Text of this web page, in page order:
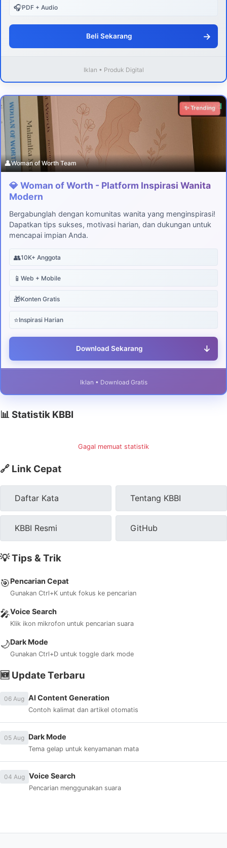
🎧PDF + Audio
Beli Sekarang →
Iklan • Produk Digital
Download
✨ Trending
👤Woman of Worth Team
💎 Woman of Worth - Platform Inspirasi Wanita
Modern
Bergabunglah dengan komunitas wanita yang menginspirasi!
Dapatkan tips sukses, motivasi harian, dan dukungan untuk
mencapai impian Anda.
👥10K+ Anggota
📱 Web + Mobile
🎁Konten Gratis
⭐Inspirasi Harian
Download Sekarang ↓
Iklan • Download Gratis
📊 Statistik KBBI
Gagal memuat statistik
🔗 Link Cepat
Daftar Kata Tentang KBBI
KBBI Resmi GitHub
💡 Tips & Trik
🎯Pencarian Cepat
Gunakan Ctrl+K untuk fokus ke pencarian
🎤Voice Search
Klik ikon mikrofon untuk pencarian suara
🌙Dark Mode
Gunakan Ctrl+D untuk toggle dark mode
🆕 Update Terbaru
06 Aug AI Content Generation
Contoh kalimat dan artikel otomatis
05 Aug Dark Mode
Tema gelap untuk kenyamanan mata
04 Aug Voice Search
Pencarian menggunakan suara